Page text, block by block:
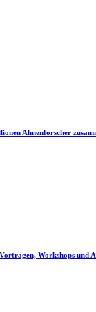
Ahnenforscher
Workshops und